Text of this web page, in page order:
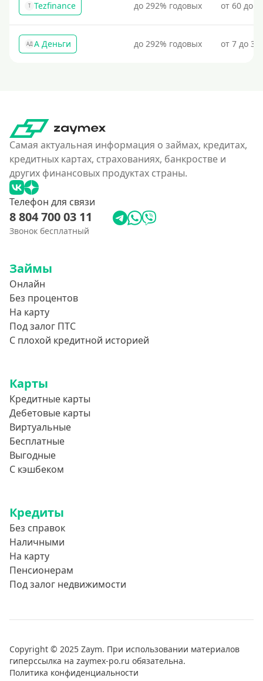
T Tezfinance до 292% годовых от 60 до
АД А Деньги до 292% годовых от 7 до
Самая актуальная информация о займах, кредитах,
кредитных картах, страхованиях, банкростве и
других финансовых продуктах страны.
Телефон для связи
8 804 700 03 11
Звонок бесплатный
Займы
Онлайн
Без процентов
На карту
Под залог ПТС
С плохой кредитной историей
Карты
Кредитные карты
Дебетовые карты
Виртуальные
Бесплатные
Выгодные
С кэшбеком
Кредиты
Без справок
Наличными
На карту
Пенсионерам
Под залог недвижимости
Copyright © 2025 Zaym. При использовании материалов
гиперссылка на zaymex-po.ru обязательна.
Политика конфиденциальности